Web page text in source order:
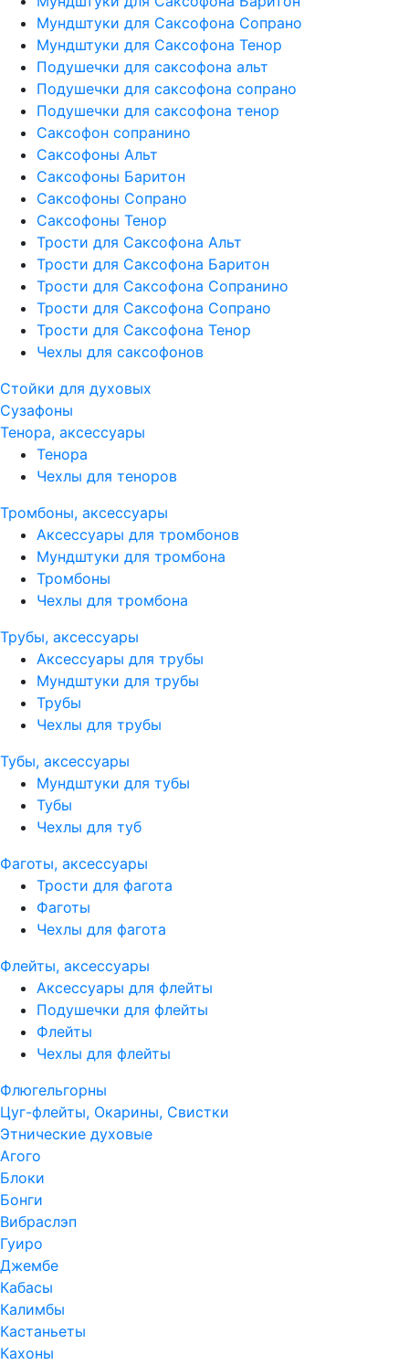
Мундштуки для Саксофона Сопрано
Мундштуки для Саксофона Тенор
Подушечки для саксофона альт
Подушечки для саксофона сопрано
Подушечки для саксофона тенор
Саксофон сопранино
Саксофоны Альт
Саксофоны Баритон
Саксофоны Сопрано
Саксофоны Тенор
Трости для Саксофона Альт
Трости для Саксофона Баритон
Трости для Саксофона Сопранино
Трости для Саксофона Сопрано
Трости для Саксофона Тенор
Чехлы для саксофонов
Стойки для духовых
Сузафоны
Тенора, аксессуары
Тенора
Чехлы для теноров
Тромбоны, аксессуары
Аксессуары для тромбонов
Мундштуки для тромбона
Тромбоны
Чехлы для тромбона
Трубы, аксессуары
Аксессуары для трубы
Мундштуки для трубы
Трубы
Чехлы для трубы
Тубы, аксессуары
Мундштуки для тубы
Тубы
Чехлы для туб
Фаготы, аксессуары
Трости для фагота
Фаготы
Чехлы для фагота
Флейты, аксессуары
Аксессуары для флейты
Подушечки для флейты
Флейты
Чехлы для флейты
Флюгельгорны
Цуг-флейты, Окарины, Свистки
Этнические духовые
Агого
Блоки
Бонги
Вибраслэп
Гуиро
Джембе
Кабасы
Калимбы
Кастаньеты
Кахоны